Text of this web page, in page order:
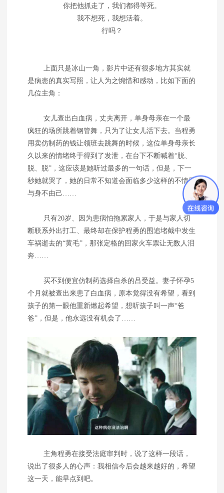
你把他抓走了，我们都得等死。
我不想死，我想活着。
行吗？
上面只是冰山一角，影片中还有很多地方其实就
是病患的真实写照，让人为之惋惜和感动，比如下面的
几位主角：
女儿查出白血病，丈夫离开，单身母亲在一个最
疯狂的场所跳着钢管舞，只为了让女儿活下去。当程勇
用卖仿制药的钱让领班去跳舞的时候，这位单身母亲长
久以来的情绪终于得到了发泄，在台下不断喊着“脱、
脱、脱”，这应该是她听过最多的一句话，但是，下一
秒她就哭了，她的日常不知道会面临多少这样的不情愿
与身不由己……
只有20岁、因为患病怕拖累家人，于是与家人切
断联系外出打工、最终却在保护程勇的围追堵截中发生
车祸逝去的“黄毛”，那张定格的回家火车票让无数人泪
奔……
买不到便宜仿制药选择自杀的吕受益。妻子怀孕5
个月就被查出来患了白血病，原本觉得没有希望，看到
孩子的第一眼他重新燃起希望，想听孩子叫一声“爸
爸”，但是，他永远没有机会了……
主角程勇在接受法庭审判时，说了这样一段话，
说出了很多人的心声：我相信今后会越来越好的，希望
这一天，能早点到吧。